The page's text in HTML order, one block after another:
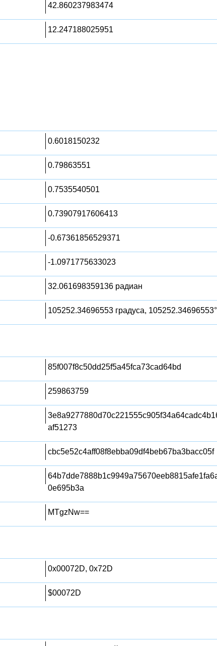
42.860237983474
12.247188025951
0.6018150232
0.79863551
0.7535540501
0.73907917606413
-0.67361856529371
-1.0971775633023
32.061698359136 радиан
105252.34696553 градуса, 105252.34696553°
85f007f8c50dd25f5a45fca73cad64bd
259863759
af51273
cbc5e52c4aff08f8ebba09df4beb67ba3bacc05f
0e695b3a
MTgzNw==
0x00072D, 0x72D
$00072D